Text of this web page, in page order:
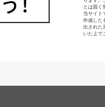
とは固く
当サイト
作成した
出された
いた上で